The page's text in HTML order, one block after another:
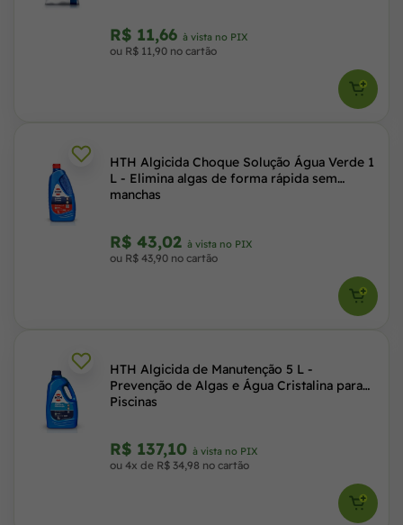
R$ 11,66 à vista no PIX
ou R$ 11,90 no cartão
HTH Algicida Choque Solução Água Verde 1
L - Elimina algas de forma rápida sem
manchas
R$ 43,02 à vista no PIX
ou R$ 43,90 no cartão
HTH Algicida de Manutenção 5 L -
Prevenção de Algas e Água Cristalina para
Piscinas
R$ 137,10 à vista no PIX
ou 4x de R$ 34,98 no cartão